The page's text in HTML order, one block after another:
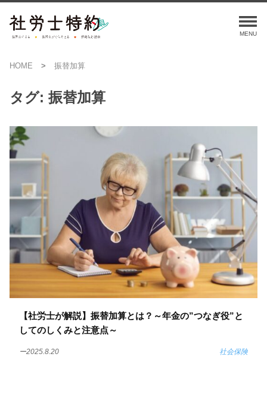
HOME 振替加算
タグ: 振替加算
【社労士が解説】振替加算とは？～年金の”つなぎ役”と
してのしくみと注意点～
ー2025.8.20 社会保険